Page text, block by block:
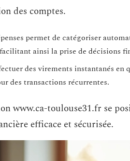
des comptes.
permet de catégoriser
ainsi la prise de décisions
des virements instantanés en
des transactions récurrentes.
www.ca-toulouse31.fr se
efficace et sécurisée.